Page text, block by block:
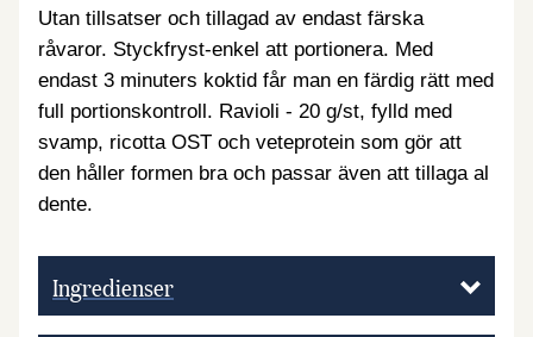
Utan tillsatser och tillagad av endast färska
råvaror. Styckfryst-enkel att portionera. Med
endast 3 minuters koktid får man en färdig rätt med
full portionskontroll. Ravioli - 20 g/st, fylld med
svamp, ricotta OST och veteprotein som gör att
den håller formen bra och passar även att tillaga al
dente.
Ingredienser